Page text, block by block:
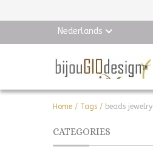
Nederlands
Home / Tags / beads jewelry
CATEGORIES